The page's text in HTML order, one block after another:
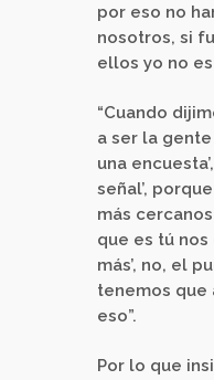
por eso no
nosotros, si
ellos yo no
“Cuando
a ser la
una
señal’,
más
que es tú
más’, no, el
tenemos que
eso”.
Por lo que